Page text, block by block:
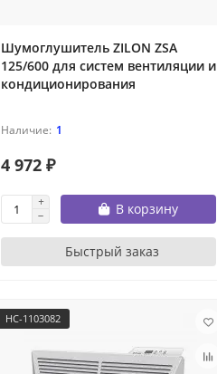
Шумоглушитель ZILON ZSA
125/600 для систем вентиляции и
кондиционирования
1
4 972 ₽
В корзину
Быстрый заказ
НС-1103082